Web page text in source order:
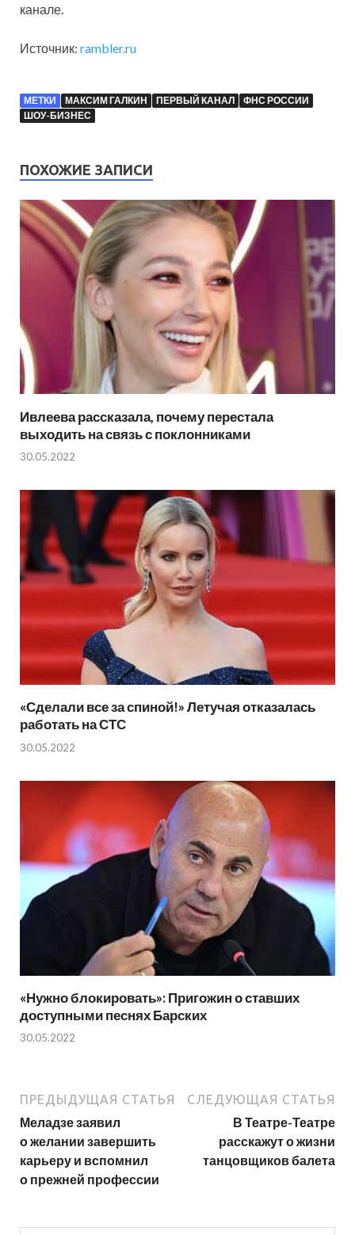
канале.
Источник: rambler.ru
МЕТКИ МАКСИМ ГАЛКИН ПЕРВЫЙ КАНАЛ
ФНС РОССИИ
ШОУ-БИЗНЕС
ПОХОЖИЕ ЗАПИСИ
Ивлеева рассказала, почему перестала
выходить на связь с поклонниками
30.05.2022
«Сделали все за спиной!» Летучая отказалась
работать на СТС
30.05.2022
«Нужно блокировать»: Пригожин о ставших
доступными песнях Барских
30.05.2022
ПРЕДЫДУЩАЯ СТАТЬЯ
Меладзе заявил
о желании завершить
карьеру и вспомнил
о прежней профессии
СЛЕДУЮЩАЯ СТАТЬЯ
В Театре-Театре
расскажут о жизни
танцовщиков балета